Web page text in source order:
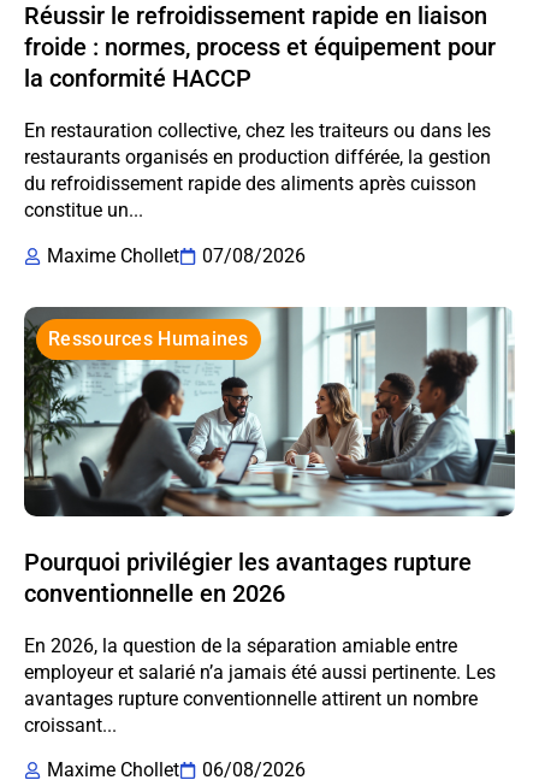
Réussir le refroidissement rapide en liaison
froide : normes, process et équipement pour
la conformité HACCP
En restauration collective, chez les traiteurs ou dans les
restaurants organisés en production différée, la gestion
du refroidissement rapide des aliments après cuisson
constitue un...
Maxime Chollet
07/08/2026
Ressources Humaines
Pourquoi privilégier les avantages rupture
conventionnelle en 2026
En 2026, la question de la séparation amiable entre
employeur et salarié n’a jamais été aussi pertinente. Les
avantages rupture conventionnelle attirent un nombre
croissant...
Maxime Chollet
06/08/2026